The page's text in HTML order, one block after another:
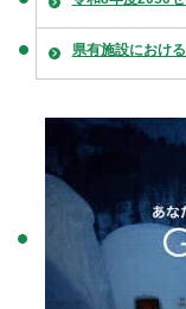
県有施設におけ